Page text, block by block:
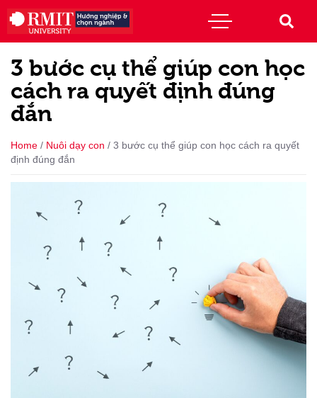
3 bước cụ thể giúp con học
cách ra quyết định đúng
đắn
Home / Nuôi dạy con / 3 bước cụ thể giúp con học cách ra quyết
định đúng đắn